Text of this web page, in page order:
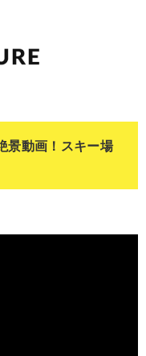
景動画！スキー場